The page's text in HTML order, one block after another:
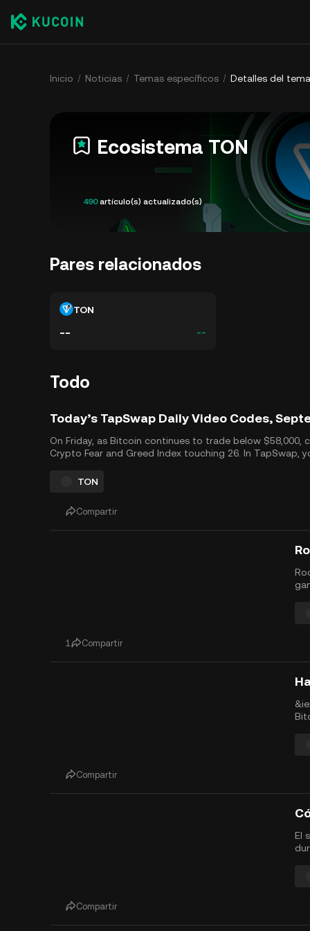
Inicio Noticias Temas específicos Detalles del
Ecosistema TON
490artículo(s) actualizado(s)
Pares relacionados
TON
-- --
Todo
Today’s TapSwap Daily Video Codes,
On Friday, as Bitcoin continues to trade below
Crypto Fear and Greed Index touching 26. In
TON
Compartir
1 Compartir
Compartir
El
Compartir